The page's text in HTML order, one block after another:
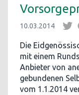
10.03.2014
Die
mit einem
Anbieter von
gebundenen
vom 1.1.2014